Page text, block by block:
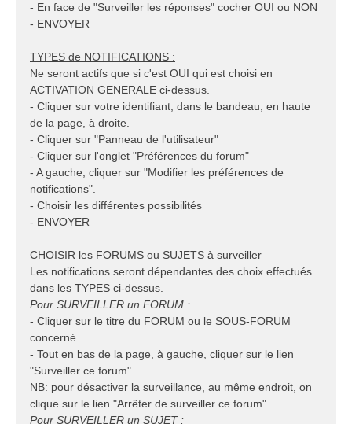
- En face de "Surveiller les réponses" cocher OUI ou NON
- ENVOYER
TYPES de NOTIFICATIONS :
Ne seront actifs que si c'est OUI qui est choisi en
ACTIVATION GENERALE ci-dessus.
- Cliquer sur votre identifiant, dans le bandeau, en haute
de la page, à droite.
- Cliquer sur "Panneau de l'utilisateur"
- Cliquer sur l'onglet "Préférences du forum"
- A gauche, cliquer sur "Modifier les préférences de
notifications".
- Choisir les différentes possibilités
- ENVOYER
CHOISIR les FORUMS ou SUJETS à surveiller
Les notifications seront dépendantes des choix effectués
dans les TYPES ci-dessus.
Pour SURVEILLER un FORUM :
- Cliquer sur le titre du FORUM ou le SOUS-FORUM
concerné
- Tout en bas de la page, à gauche, cliquer sur le lien
"Surveiller ce forum".
NB: pour désactiver la surveillance, au même endroit, on
clique sur le lien "Arrêter de surveiller ce forum"
Pour SURVEILLER un SUJET :